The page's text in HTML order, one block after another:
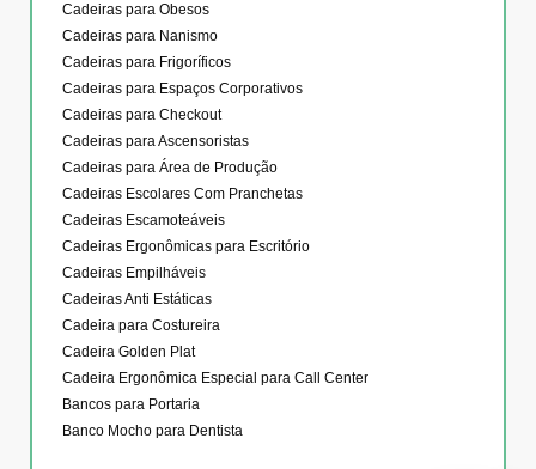
Cadeiras para Obesos
Cadeiras para Nanismo
Cadeiras para Frigoríficos
Cadeiras para Espaços Corporativos
Cadeiras para Checkout
Cadeiras para Ascensoristas
Cadeiras para Área de Produção
Cadeiras Escolares Com Pranchetas
Cadeiras Escamoteáveis
Cadeiras Ergonômicas para Escritório
Cadeiras Empilháveis
Cadeiras Anti Estáticas
Cadeira para Costureira
Cadeira Golden Plat
Cadeira Ergonômica Especial para Call Center
Bancos para Portaria
Banco Mocho para Dentista